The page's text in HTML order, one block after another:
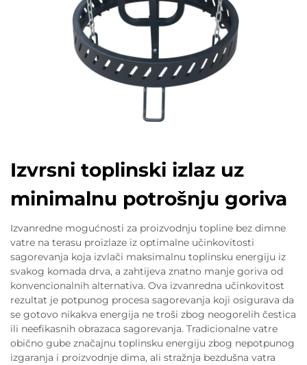
Izvrsni toplinski izlaz uz
minimalnu potrošnju goriva
Izvanredne mogućnosti za proizvodnju topline bez dimne
vatre na terasu proizlaze iz optimalne učinkovitosti
sagorevanja koja izvlači maksimalnu toplinsku energiju iz
svakog komada drva, a zahtijeva znatno manje goriva od
konvencionalnih alternativa. Ova izvanredna učinkovitost
rezultat je potpunog procesa sagorevanja koji osigurava da
se gotovo nikakva energija ne troši zbog neogorelih čestica
ili neefikasnih obrazaca sagorevanja. Tradicionalne vatre
obično gube značajnu toplinsku energiju zbog nepotpunog
izgaranja i proizvodnje dima, ali stražnja bezdušna vatra